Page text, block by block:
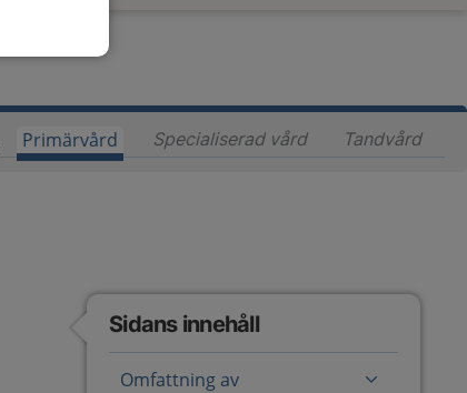
Primärvård Specialiserad vårdInnehåll för
Tandvård
Sidans innehåll
Omfattning av